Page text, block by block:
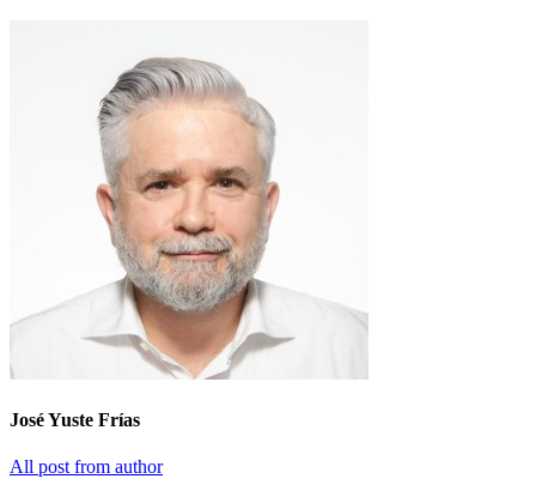
José Yuste Frías
All post from author